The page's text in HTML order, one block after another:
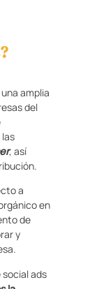
amplia
del
, así
a
en
de
y
ads